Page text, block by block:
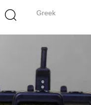
Greek